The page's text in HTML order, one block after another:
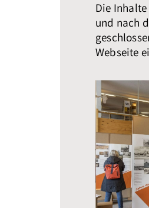
Die
und nach
Webseite